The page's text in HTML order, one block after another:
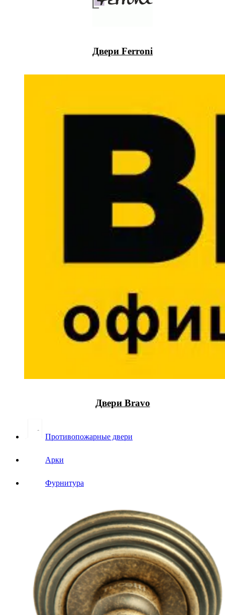
Двери Ferroni
Двери Bravo
Противопожарные двери
Арки
Фурнитура